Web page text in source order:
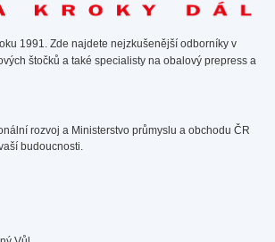
1991. Zde najdete nejzkušenější odborníky v
štočků a také specialisty na obalový prepress a
rozvoj a Ministerstvo průmyslu a obchodu ČR
budoucnosti.